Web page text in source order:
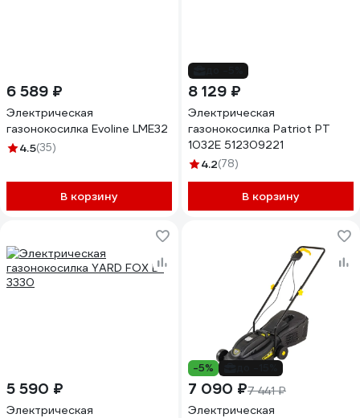
6 589 ₽
Электрическая
газонокосилка Evoline LME32
4.5(35)
В корзину
8 129 ₽
Электрическая
газонокосилка Patriot PT
1032E 512309221
4.2(78)
В корзину
5 590 ₽
Электрическая
-5%
7 090 ₽7 441 ₽
Электрическая